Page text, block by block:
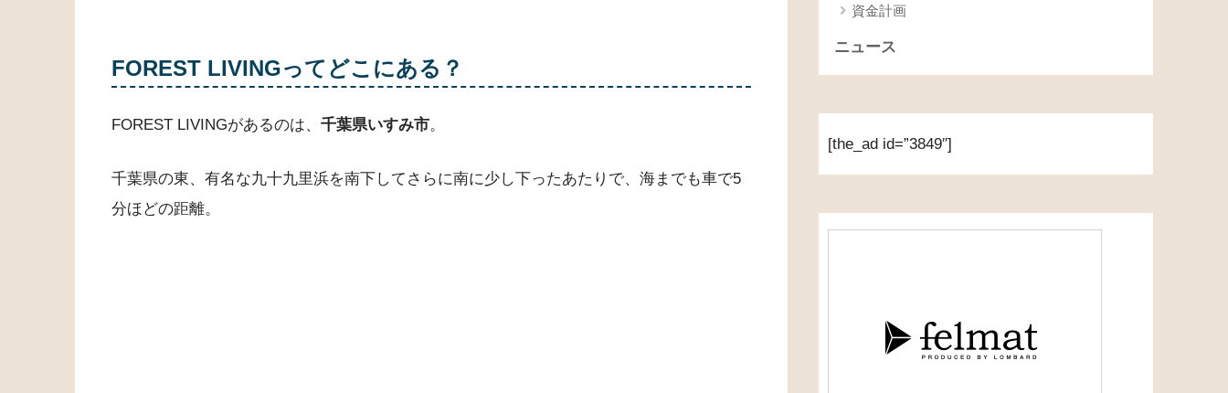
FOREST LIVINGってどこにある？
FOREST LIVINGがあるのは、 千葉県いすみ市。
千葉県の東、有名な九十九里浜を南下してさらに南に少し下ったあたりで、海までも車で5
分ほどの距離。
資金計画
ニュース
[the_ad id=”3849″]